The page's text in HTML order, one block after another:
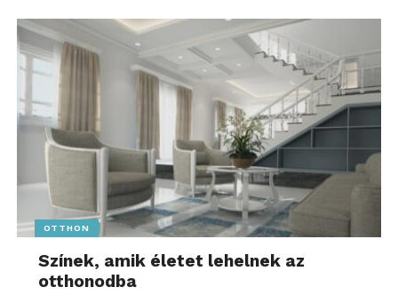
OTTHON
Színek, amik életet lehelnek az
otthonodba